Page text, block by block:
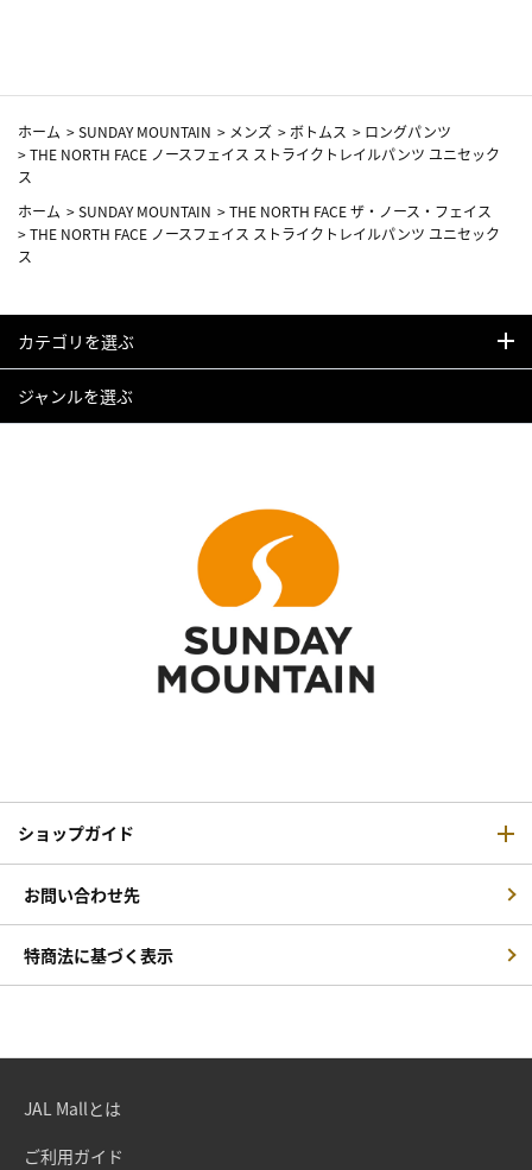
ホーム >SUNDAY MOUNTAIN > メンズ > ボトムス > ロングパンツ
>THE NORTH FACE ノースフェイス ストライクトレイルパンツ ユニセック
ス
ホーム >SUNDAY MOUNTAIN >THE NORTH FACE ザ・ノース・フェイス
>THE NORTH FACE ノースフェイス ストライクトレイルパンツ ユニセック
ス
カテゴリを選ぶ
ジャンルを選ぶ
ショップガイド
お問い合わせ先
特商法に基づく表示
JAL Mallとは
ご利用ガイド